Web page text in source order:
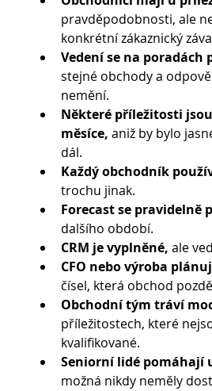
pravděpodobnosti, ale
konkrétní zákaznický
Vedení se na poradách
stejné obchody a
nemění.
Některé příležitosti
měsíce, aniž by bylo
dál.
Každý obchodník
trochu jinak.
Forecast se pravidelně
dalšího období.
CRM je vyplněné, ale
CFO nebo výroba
čísel, která obchod
Obchodní tým tráví
příležitostech, které
kvalifikované.
Seniorní lidé pomáhají
možná nikdy neměly